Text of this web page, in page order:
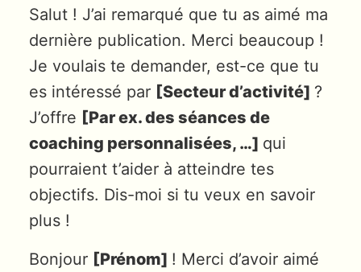
Salut ! J’ai remarqué que tu as aimé ma
dernière publication. Merci beaucoup !
Je voulais te demander, est-ce que tu
es intéressé par [Secteur d’activité] ?
J’offre [Par ex. des séances de
coaching personnalisées, …] qui
pourraient t’aider à atteindre tes
objectifs. Dis-moi si tu veux en savoir
plus !
Bonjour [Prénom] ! Merci d’avoir aimé